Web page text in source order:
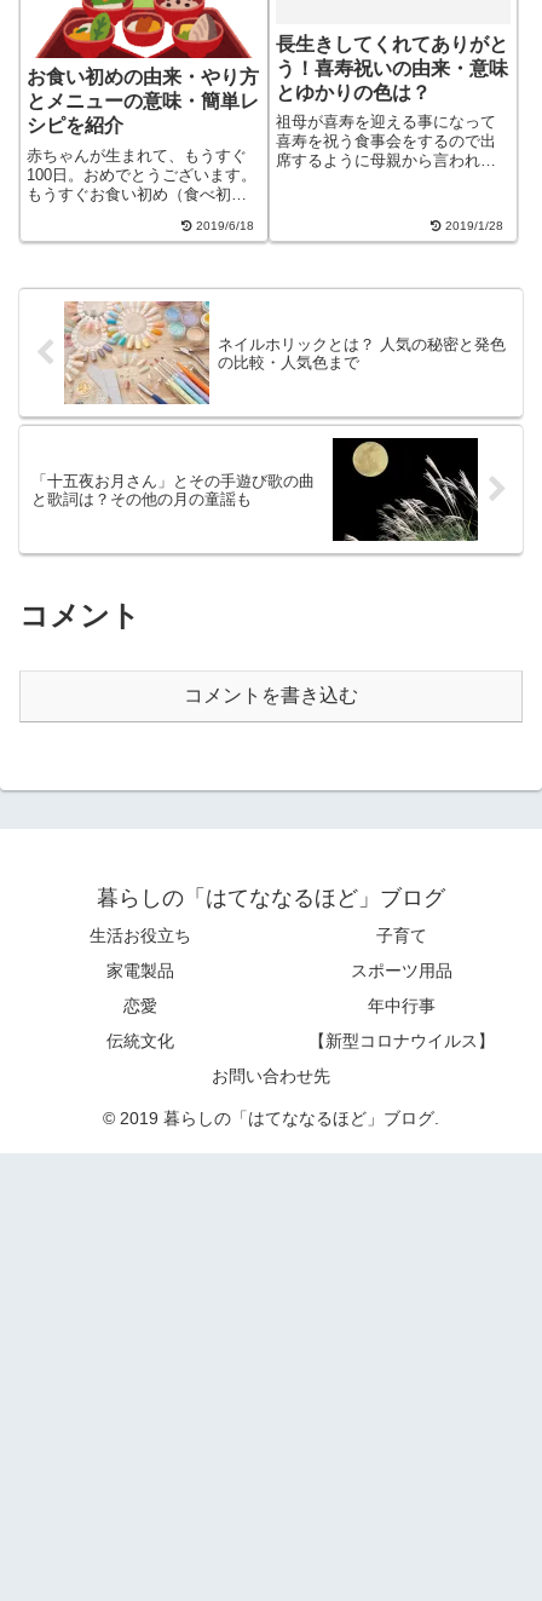
お食い初めの由来・やり方
とメニューの意味・簡単レ
シピを紹介
赤ちゃんが生まれて、もうすぐ
100日。おめでとうございます。
もうすぐお食い初め（食べ初め,
近では、外でお祝いするご家庭
準備すればいいの？」「当日の
メニュ...
2019/6/18
長生きしてくれてありがと
う！喜寿祝いの由来・意味
とゆかりの色は？
祖母が喜寿を迎える事になって
喜寿を祝う食事会をするので出
席するように母親から言われま
ぎると言われかねないので 調べ
てみました。喜寿とは？お祝い
2019/1/28
ネイルホリックとは？ 人気の秘密と発色
の比較・人気色まで
「十五夜お月さん」とその手遊び歌の曲
と歌詞は？その他の月の童謡も
コメント
コメントを書き込む
暮らしの「はてななるほど」ブログ
生活お役立ち
子育て
家電製品
スポーツ用品
恋愛
年中行事
伝統文化
【新型コロナウイルス】
お問い合わせ先
© 2019 暮らしの「はてななるほど」ブログ.